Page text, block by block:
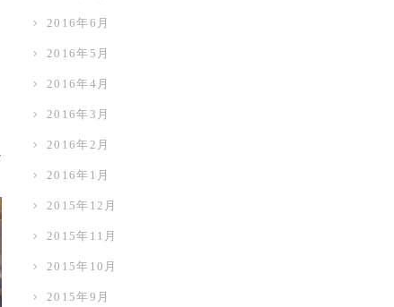
2016年6月
2016年5月
2016年4月
2016年3月
2016年2月
2016年1月
2015年12月
2015年11月
2015年10月
2015年9月